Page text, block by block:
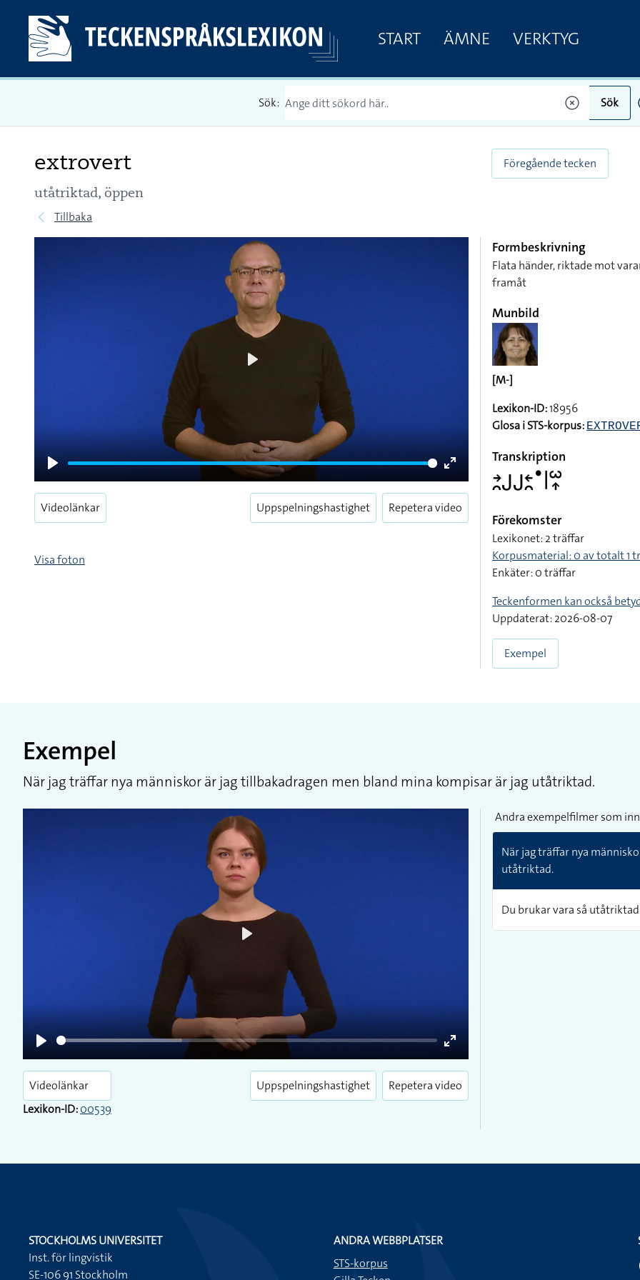
START ÄMNE VERKTYG
Sök: Sök
extrovert
utåtriktad, öppen
Tillbaka
Föregående tecken
Play
Enter
fullscreen
Videolänkar Uppspelningshastighet Repetera video
Visa foton
Formbeskrivning
Flata händer, riktade mot
framåt
Munbild
[M-]
Lexikon-ID:18956
Glosa i STS-korpus:
Transkription
􌥔􌥘􌤢􌤢􌥓􌥘􌤟􌥼􌥱􌥾
Förekomster
Lexikonet: 2 träffar
Korpusmaterial: 0 av totalt 1
Enkäter: 0 träffar
Teckenformen kan också
Uppdaterat: 2026-08-07
Exempel
Exempel
När jag träffar nya människor är jag tillbakadragen men bland mina kompisar är jag utåtriktad.
Play
Enter
fullscreen
Videolänkar
Lexikon-ID:00539
Uppspelningshastighet Repetera video
Andra exempelfilmer som
När jag träffar nya
utåtriktad.
Du brukar vara så
STOCKHOLMS UNIVERSITET
Inst. för lingvistik
SE-106 91 Stockholm
ANDRA WEBBPLATSER
STS-korpus